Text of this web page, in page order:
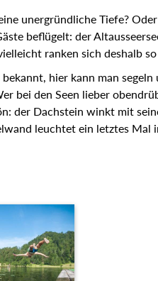
unergründliche Tiefe?
beflügelt: der
ranken sich deshalb so
hier kann man
bei den Seen lieber
der Dachstein winkt mit
leuchtet ein letztes Mal